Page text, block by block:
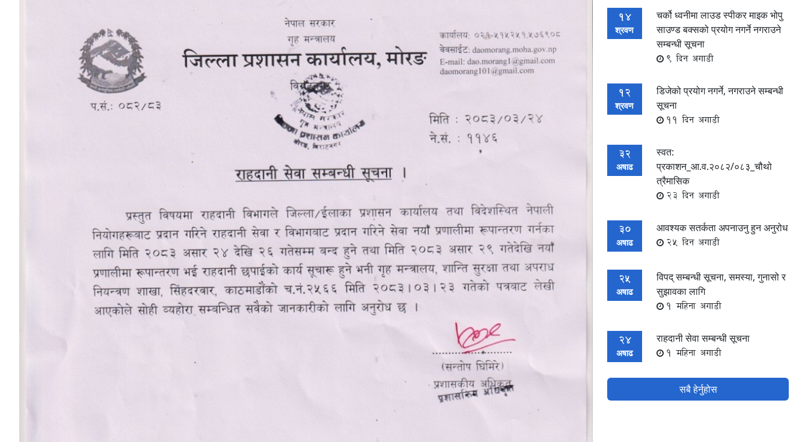
14
श्रवण
चर्को ध्वनीमा लाउड स्पीकर माइक भोपु
साउण्ड बक्सको प्रयोग नगर्ने नगराउने
सम्बन्धी सूचना
9 दिन अगाडी
12
श्रवण
डिजेको प्रयोग नगर्ने, नगराउने सम्बन्धी
सूचना
11 दिन अगाडी
32
अषाढ
स्वत:
प्रकाशन_आ.व.२०८२/०८३_चौथो
त्रैमासिक
23 दिन अगाडी
30
अषाढ
आवश्यक सतर्कता अपनाउनु हुन अनुरोध
25 दिन अगाडी
25
अषाढ
विपद् सम्बन्धी सूचना, समस्या, गुनासो र
सुझावका लागि
1 महिना अगाडी
24
अषाढ
राहदानी सेवा सम्बन्धी सूचना
1 महिना अगाडी
सबै हेर्नुहोस